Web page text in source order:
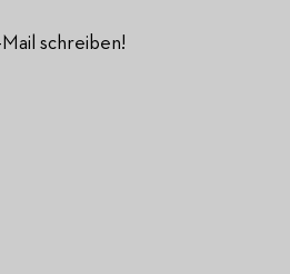
schreiben!